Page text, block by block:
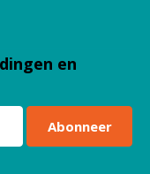
en
Abonneer